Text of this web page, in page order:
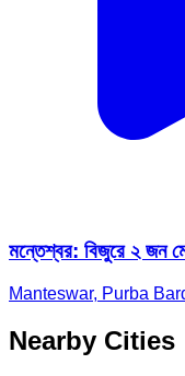
মন্তেশ্বর: বিজুরে ২ জন
Manteswar, Purba
Nearby Cities